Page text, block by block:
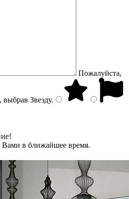
Пожалуйста,
выбрав Звезду.
в ближайшее время.